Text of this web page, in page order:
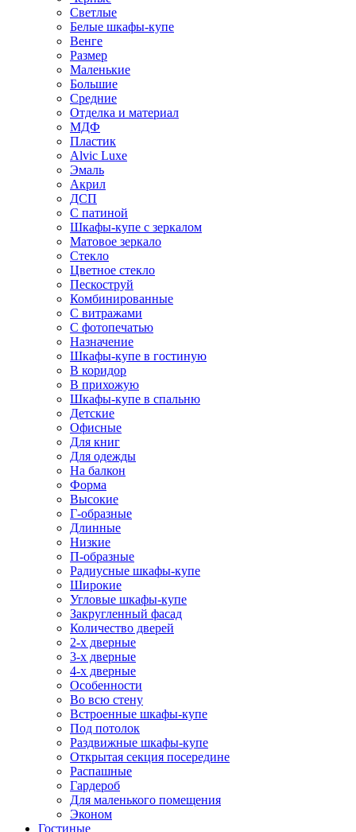
Светлые
Белые шкафы-купе
Венге
Размер
Маленькие
Большие
Средние
Отделка и материал
МДФ
Пластик
Alvic Luxe
Эмаль
Акрил
ДСП
С патиной
Шкафы-купе с зеркалом
Матовое зеркало
Стекло
Цветное стекло
Пескоструй
Комбинированные
С витражами
С фотопечатью
Назначение
Шкафы-купе в гостиную
В коридор
В прихожую
Шкафы-купе в спальню
Детские
Офисные
Для книг
Для одежды
На балкон
Форма
Высокие
Г-образные
Длинные
Низкие
П-образные
Радиусные шкафы-купе
Широкие
Угловые шкафы-купе
Закругленный фасад
Количество дверей
2-х дверные
3-х дверные
4-х дверные
Особенности
Во всю стену
Встроенные шкафы-купе
Под потолок
Раздвижные шкафы-купе
Открытая секция посередине
Распашные
Гардероб
Для маленького помещения
Эконом
Гостиные